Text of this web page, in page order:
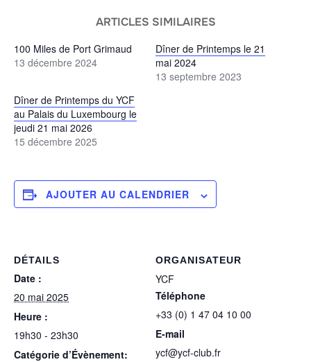
ARTICLES SIMILAIRES
100 Miles de Port Grimaud
13 décembre 2024
Dîner de Printemps le 21
mai 2024
13 septembre 2023
Dîner de Printemps du YCF
au Palais du Luxembourg le
jeudi 21 mai 2026
15 décembre 2025
AJOUTER AU CALENDRIER
DÉTAILS
Date :
20 mai 2025
Heure :
19h30 - 23h30
Catégorie d’Évènement:
ORGANISATEUR
YCF
Téléphone
+33 (0) 1 47 04 10 00
E-mail
ycf@ycf-club.fr